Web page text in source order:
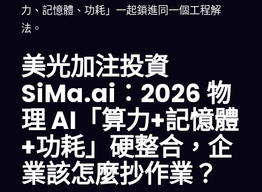
力、記憶體、功耗」一起鎖進同一個工程解
法。
美光加注投資
SiMa.ai：2026 物
理 AI「算力+記憶體
+功耗」硬整合，企
業該怎麼抄作業？